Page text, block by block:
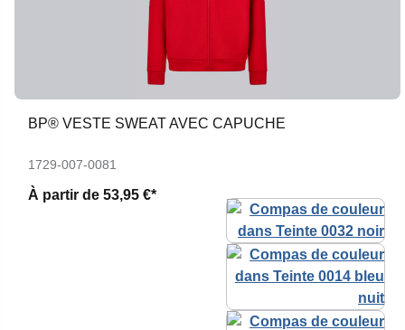
BP® VESTE SWEAT AVEC CAPUCHE
1729-007-0081
À partir de 53,95 €*